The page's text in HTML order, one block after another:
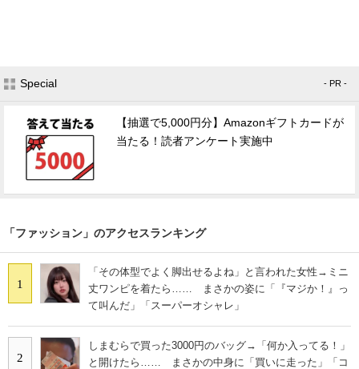
Special - PR -
【抽選で5,000円分】Amazonギフトカードが
当たる！読者アンケート実施中
「ファッション」のアクセスランキング
1
「その体型でよく脚出せるよね」と言われた女性→ミニ
丈ワンピを着たら…… まさかの姿に「『マジか！』っ
て叫んだ」「スーパーオシャレ」
2
しまむらで買った3000円のバッグ→「何か入ってる！」
と開けたら…… まさかの中身に「買いに走った」「コ